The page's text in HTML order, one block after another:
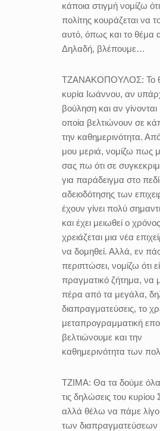
κάποια στιγμή νομίζω
πολίτης κουράζεται να
αυτό, όπως και το θέμα
Δηλαδή, βλέπουμε…
ΤΖΑΝΑΚΟΠΟΥΛΟΣ: Το
κυρία Ιωάννου, αν
βούληση και αν
οποία βελτιώνουν σε
την καθημερινότητα.
μου μεριά, νομίζω πως
σας πω ότι σε
για παράδειγμα στο
αδειοδότησης των
έχουν γίνει πολύ
και έχει μειωθεί ο
χρειάζεται μια νέα
να δομηθεί. Αλλά, εν
περιπτώσει, νομίζω ότι
πραγματικό ζήτημα, να
πέρα από τα μεγάλα,
διαπραγματεύσεις, το
μεταπρογραμματική
βελτιώνουμε και την
καθημερινότητα των
ΤΖΙΜΑ: Θα τα δούμε
τις δηλώσεις του κυρίου
αλλά θέλω να πάμε
των διαπραγματεύσεων